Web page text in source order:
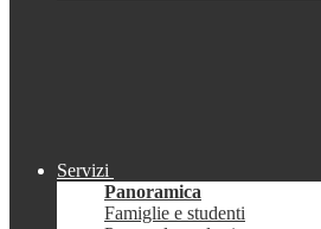
Servizi
Panoramica
Famiglie e studenti